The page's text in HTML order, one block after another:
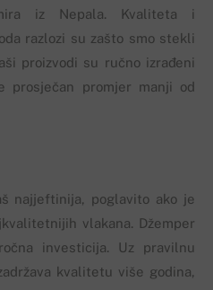
iz Nepala. Kvaliteta i
razlozi su zašto smo stekli
proizvodi su ručno izrađeni
prosječan promjer manji od
najjeftinija, poglavito ako je
vlakana. Džemper
investicija. Uz pravilnu
kvalitetu više godina,